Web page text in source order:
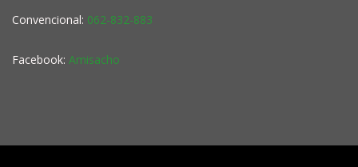
Convencional: 062-832-883
Facebook: Amisacho